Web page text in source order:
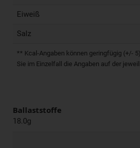
Eiweiß
Salz
** Kcal-Angaben können geringfügig (+/-
Sie im Einzelfall die Angaben auf der
Ballaststoffe
18.0g